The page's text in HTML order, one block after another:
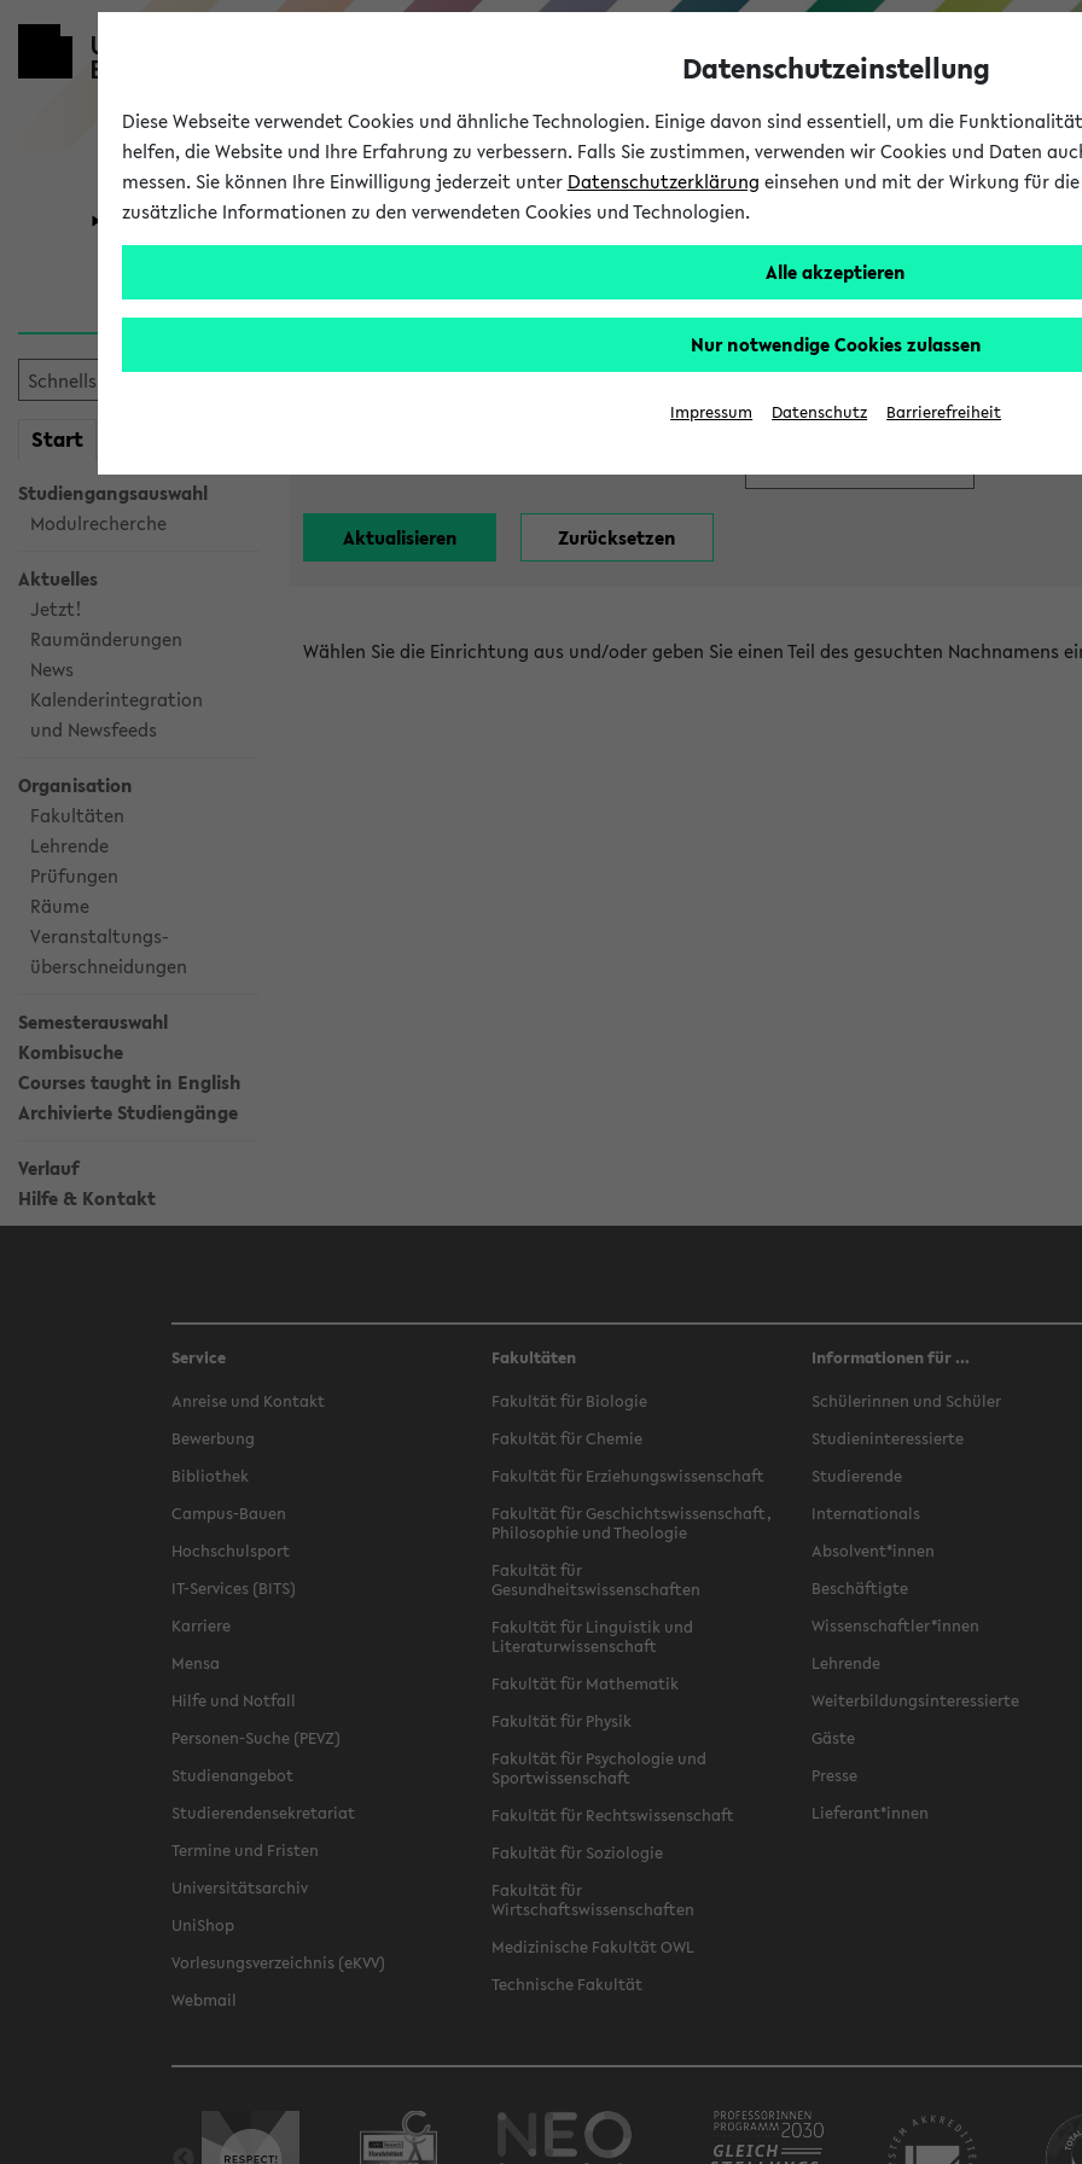
Universität Forschung Studium
Start
Studiengangsauswahl
Modulrecherche
Aktuelles
Jetzt!
Raumänderungen
News
Kalenderintegration
und Newsfeeds
Organisation
Fakultäten
Lehrende
Prüfungen
Räume
Veranstaltungs-
überschneidungen
Semesterauswahl
Kombisuche
Courses taught in English
Archivierte Studiengänge
Verlauf
Hilfe & Kontakt
Alle Lehrenden
Wählen Sie die Einrichtung aus und/oder geben Sie einen Teil des gesuchten Nachnamens
Service
Anreise und Kontakt
Bewerbung
Bibliothek
Campus-Bauen
Hochschulsport
IT-Services (BITS)
Karriere
Mensa
Hilfe und Notfall
Personen-Suche (PEVZ)
Studienangebot
Studierendensekretariat
Termine und Fristen
Universitätsarchiv
UniShop
Vorlesungsverzeichnis (eKVV)
Webmail
Fakultäten
Fakultät für Biologie
Fakultät für Chemie
Fakultät für Erziehungswissenschaft
Fakultät für Geschichtswissenschaft,
Philosophie und Theologie
Fakultät für
Gesundheitswissenschaften
Fakultät für Linguistik und
Literaturwissenschaft
Fakultät für Mathematik
Fakultät für Physik
Fakultät für Psychologie und
Sportwissenschaft
Fakultät für Rechtswissenschaft
Fakultät für Soziologie
Fakultät für
Wirtschaftswissenschaften
Medizinische Fakultät OWL
Technische Fakultät
Informationen für ...
Schülerinnen und Schüler
Studieninteressierte
Studierende
Internationals
Absolvent*innen
Beschäftigte
Wissenschaftler*innen
Lehrende
Weiterbildungsinteressierte
Gäste
Presse
Lieferant*innen
Datenschutzeinstellung
Diese Webseite verwendet Cookies und ähnliche Technologien. Einige davon sind essentiell, um die
helfen, die Website und Ihre Erfahrung zu verbessern. Falls Sie zustimmen, verwenden wir Cookies und Daten
messen. Sie können Ihre Einwilligung jederzeit unter Datenschutzerklärung einsehen und mit der Wirkung für
zusätzliche Informationen zu den verwendeten Cookies und Technologien.
Alle akzeptieren
Nur notwendige Cookies zulassen
Impressum Datenschutz Barrierefreiheit